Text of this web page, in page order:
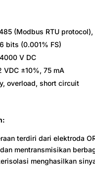
(Modbus RTU
bits (0.001% FS)
V DC
VDC ±10%, 75 mA
overload, short circuit
terdiri dari elektroda
mentransmisikan
menghasilkan